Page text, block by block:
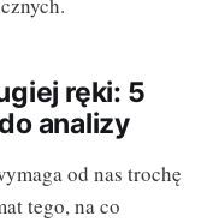
ręki: 5
analizy
od nas trochę
tego, na co